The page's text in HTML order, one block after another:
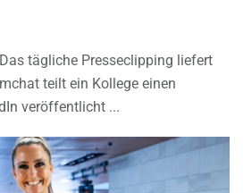
tägliche Presseclipping liefert
teilt ein Kollege einen
veröffentlicht